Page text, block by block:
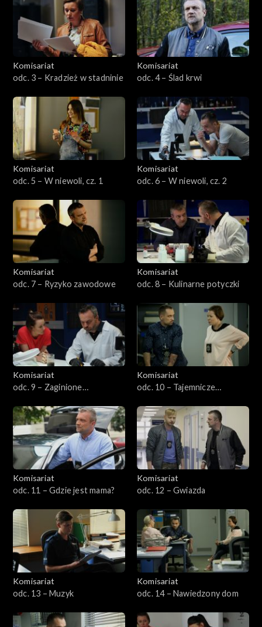
Komisariat
odc. 3 – Kradzież w stadninie
Komisariat
odc. 4 – Ślad krwi
Komisariat
odc. 5 – W niewoli, cz. 1
Komisariat
odc. 6 – W niewoli, cz. 2
Komisariat
odc. 7 – Ryzyko zawodowe
Komisariat
odc. 8 – Kulinarne potyczki
Komisariat
odc. 9 – Zaginione
Komisariat
odc. 10 – Tajemnicze
Komisariat
odc. 11 – Gdzie jest mama?
Komisariat
odc. 12 – Gwiazda
Komisariat
odc. 13 – Muzyk
Komisariat
odc. 14 – Nawiedzony dom